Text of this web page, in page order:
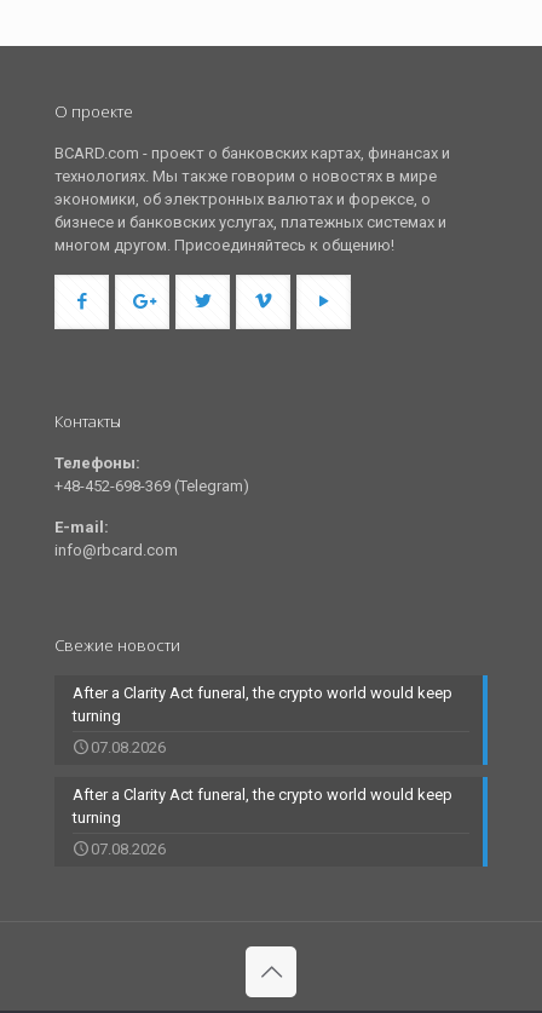
О проекте
BCARD.com - проект о банковских картах, финансах и
технологиях. Мы также говорим о новостях в мире
экономики, об электронных валютах и форексе, о
бизнесе и банковских услугах, платежных системах и
многом другом. Присоединяйтесь к общению!
Контакты
Телефоны:
+48-452-698-369 (Telegram)
E-mail:
info@rbcard.com
Свежие новости
After a Clarity Act funeral, the crypto world would keep
turning
07.08.2026
After a Clarity Act funeral, the crypto world would keep
turning
07.08.2026